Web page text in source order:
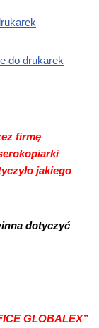
do drukarek
firmę
jakiego
dotyczyć
GLOBALEX”